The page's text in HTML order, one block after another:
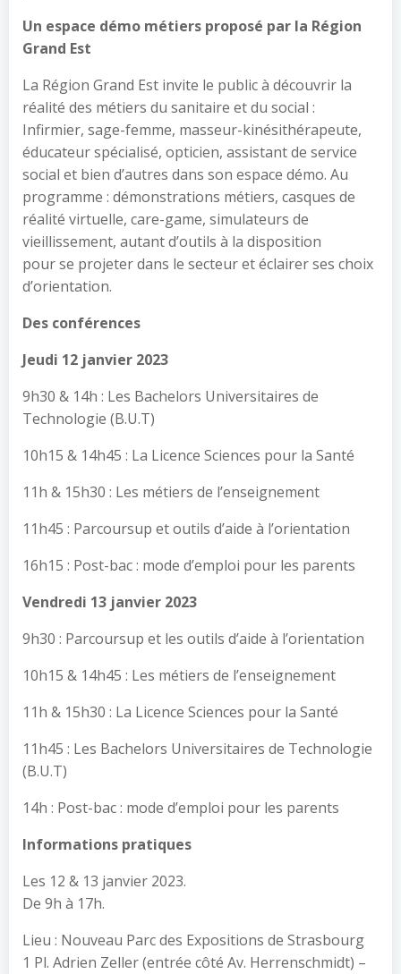
Un espace démo métiers proposé par la Région
Grand Est
La Région Grand Est invite le public à découvrir la
réalité des métiers du sanitaire et du social :
Infirmier, sage-femme, masseur-kinésithérapeute,
éducateur spécialisé, opticien, assistant de service
social et bien d’autres dans son espace démo. Au
programme : démonstrations métiers, casques de
réalité virtuelle, care-game, simulateurs de
vieillissement, autant d’outils à la disposition
pour se projeter dans le secteur et éclairer ses choix
d’orientation.
Des conférences
Jeudi 12 janvier 2023
9h30 & 14h : Les Bachelors Universitaires de
Technologie (B.U.T)
10h15 & 14h45 : La Licence Sciences pour la Santé
11h & 15h30 : Les métiers de l’enseignement
11h45 : Parcoursup et outils d’aide à l’orientation
16h15 : Post-bac : mode d’emploi pour les parents
Vendredi 13 janvier 2023
9h30 : Parcoursup et les outils d’aide à l’orientation
10h15 & 14h45 : Les métiers de l’enseignement
11h & 15h30 : La Licence Sciences pour la Santé
11h45 : Les Bachelors Universitaires de Technologie
(B.U.T)
14h : Post-bac : mode d’emploi pour les parents
Informations pratiques
Les 12 & 13 janvier 2023.
De 9h à 17h.
Lieu : Nouveau Parc des Expositions de Strasbourg
1 Pl. Adrien Zeller (entrée côté Av. Herrenschmidt) –